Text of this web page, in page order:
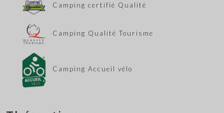
Camping certifié Qualité
Camping Qualité Tourisme
Camping Accueil vélo